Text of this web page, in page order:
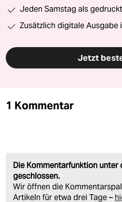
Jeden Samstag als
Zusätzlich digitale Ausgabe
Jetzt
1 Kommentar
Die Kommentarfunktion unter
geschlossen.
Wir öffnen die
Artikeln für etwa drei Tage –